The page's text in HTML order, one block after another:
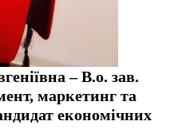
– В.о. зав.
маркетинг та
економічних